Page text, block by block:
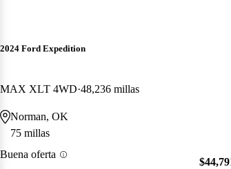
2024 Ford Expedition
MAX XLT 4WD 48,236 millas
Norman, OK
75 millas
Buena oferta